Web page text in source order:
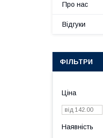
Про нас
Відгуки
ФІЛЬТРИ
Ціна
Наявність